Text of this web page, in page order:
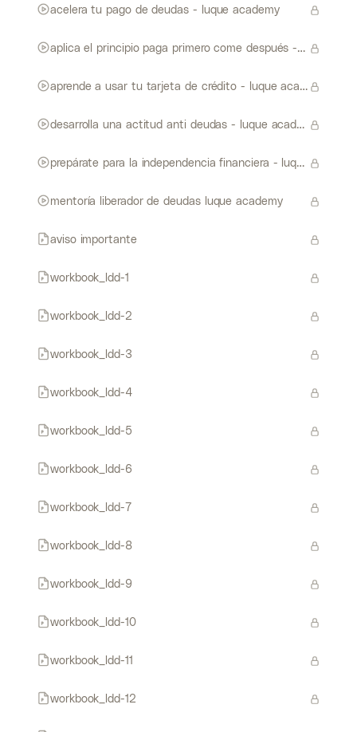
acelera tu pago de deudas - luque academy
aplica el principio paga primero come después - luque academy
aprende a usar tu tarjeta de crédito - luque academy
desarrolla una actitud anti deudas - luque academy
prepárate para la independencia financiera - luque academy
mentoría liberador de deudas luque academy
aviso importante
workbook_ldd-1
workbook_ldd-2
workbook_ldd-3
workbook_ldd-4
workbook_ldd-5
workbook_ldd-6
workbook_ldd-7
workbook_ldd-8
workbook_ldd-9
workbook_ldd-10
workbook_ldd-11
workbook_ldd-12